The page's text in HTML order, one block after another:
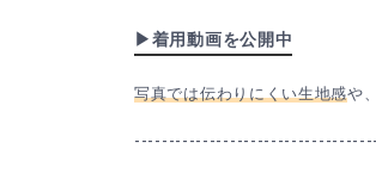
▶着用動画を公開中
写真では伝わりにくい生地感や